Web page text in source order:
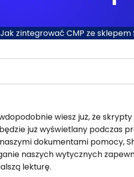
Jak zintegrować CMP ze sklepem
wiesz już, że
już wyświetlany podczas
dokumentami pomocy,
naszych wytycznych
lekturę.